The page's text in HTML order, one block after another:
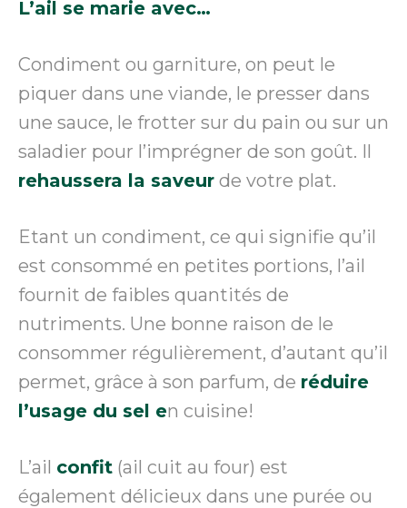
L’ail se marie avec…
Condiment ou garniture, on peut le
piquer dans une viande, le presser dans
une sauce, le frotter sur du pain ou sur un
saladier pour l’imprégner de son goût. Il
rehaussera la saveur de votre plat.
Etant un condiment, ce qui signifie qu’il
est consommé en petites portions, l’ail
fournit de faibles quantités de
nutriments. Une bonne raison de le
consommer régulièrement, d’autant qu’il
permet, grâce à son parfum, de réduire
l’usage du sel en cuisine!
L’ail confit (ail cuit au four) est
également délicieux dans une purée ou